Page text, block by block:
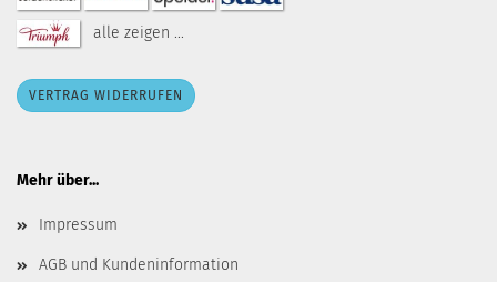
alle zeigen ...
VERTRAG WIDERRUFEN
Mehr über...
Impressum
AGB und Kundeninformation